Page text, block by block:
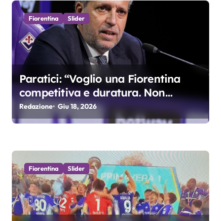
i
c
o
l
i
Fiorentina Slider
Paratici: “Voglio una Fiorentina
competitiva e duratura. Non
accetterei di arrivare ottavo per 4
anni di fila…”
Redazione Giu 18, 2026
Fiorentina Slider